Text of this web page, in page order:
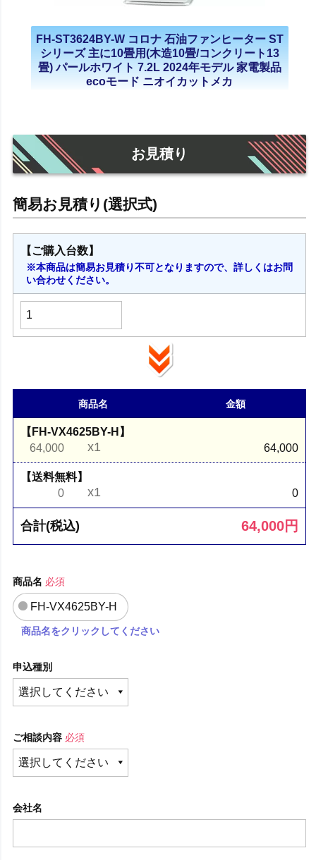
FH-ST3624BY-W コロナ 石油ファンヒーター ST
シリーズ 主に10畳用(木造10畳/コンクリート13
畳) パールホワイト 7.2L 2024年モデル 家電製品
ecoモード ニオイカットメカ
お見積り
【ご購入台数】
※本商品は簡易お見積り不可となりますので、詳しくはお問
い合わせください。
商品名 金額
【FH-VX4625BY-H】
64,000
x1 64,000
【送料無料】
0
x1 0
合計(税込) 64,000円
商品名 必須
FH-VX4625BY-H
商品名をクリックしてください
申込種別
ご相談内容 必須
会社名